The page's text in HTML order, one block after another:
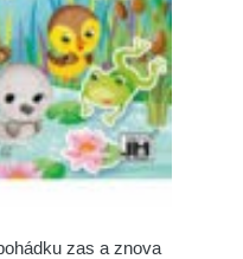
zas a znova